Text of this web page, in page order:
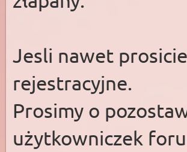
Jesli nawet
rejestracyjne.
Prosimy o
użytkowniczek